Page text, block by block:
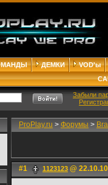
ДЕМКИ
VOD'ы
Забыли
ProPlay.ru > Форумы >
#1 1123123 @